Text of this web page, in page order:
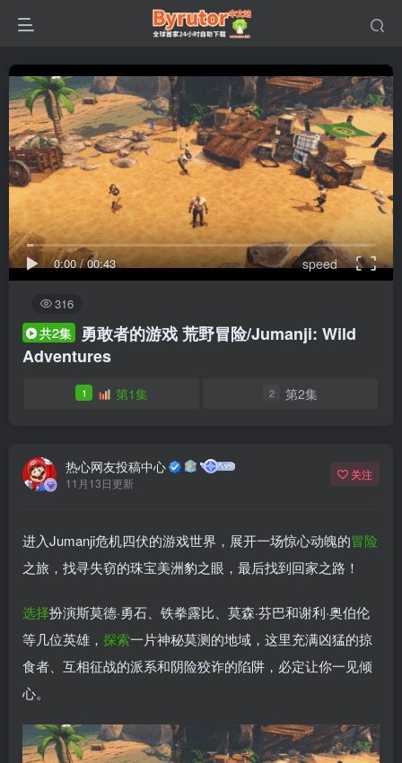
0:00/00:43 speed
316
共2集 勇敢者的游戏 荒野冒险/Jumanji: Wild
Adventures
1 第1集 2 第2集
热心网友投稿中心
11月13日更新
关注
进入Jumanji危机四伏的游戏世界，展开一场惊心动魄的冒险
之旅，找寻失窃的珠宝美洲豹之眼，最后找到回家之路！
选择扮演斯莫德·勇石、铁拳露比、莫森·芬巴和谢利·奥伯伦
等几位英雄， 探索一片神秘莫测的地域，这里充满凶猛的掠
食者、互相征战的派系和阴险狡诈的陷阱，必定让你一见倾
心。